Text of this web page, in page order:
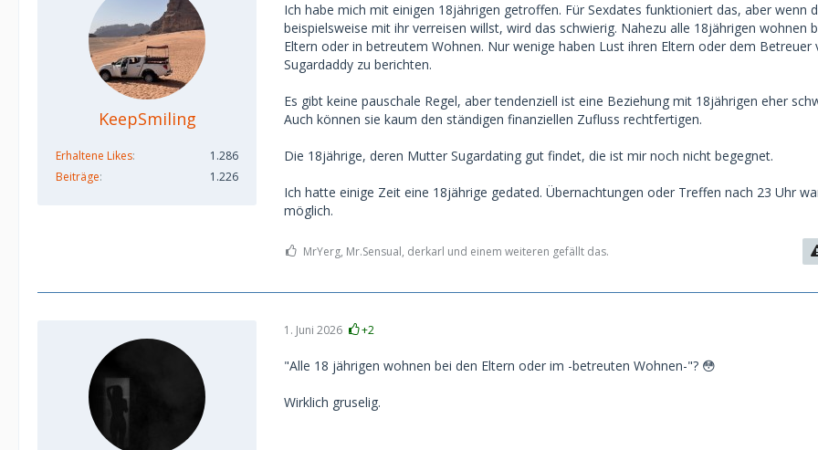
KeepSmiling
Erhaltene Likes
1.286
Beiträge
1.226
Ich habe mich mit einigen 18jährigen getroffen. Für Sexdates funktioniert das, aber wenn
beispielsweise mit ihr verreisen willst, wird das schwierig. Nahezu alle 18jährigen wohnen
Eltern oder in betreutem Wohnen. Nur wenige haben Lust ihren Eltern oder dem Betreuer
Sugardaddy zu berichten.
Es gibt keine pauschale Regel, aber tendenziell ist eine Beziehung mit 18jährigen eher
Auch können sie kaum den ständigen finanziellen Zufluss rechtfertigen.
Die 18jährige, deren Mutter Sugardating gut findet, die ist mir noch nicht begegnet.
Ich hatte einige Zeit eine 18jährige gedated. Übernachtungen oder Treffen nach 23 Uhr
möglich.
MrYerg, Mr.Sensual, derkarl und einem weiteren gefällt das.
1. Juni 2026 +2
"Alle 18 jährigen wohnen bei den Eltern oder im -betreuten Wohnen-"? 😳
Wirklich gruselig.